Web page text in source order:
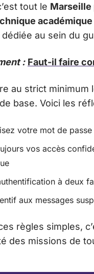
tout le Marseille
académique
au sein du
: Faut-il faire
au strict minimum
base. Voici les
votre mot de
vos accès
à deux
aux messages
règles simples,
des missions de